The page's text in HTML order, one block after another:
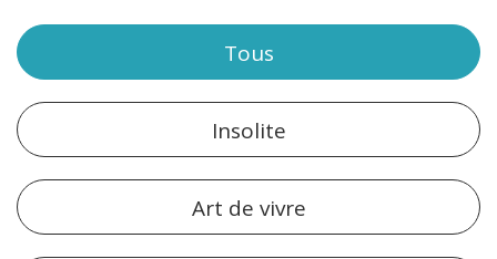
Tous
Insolite
Art de vivre